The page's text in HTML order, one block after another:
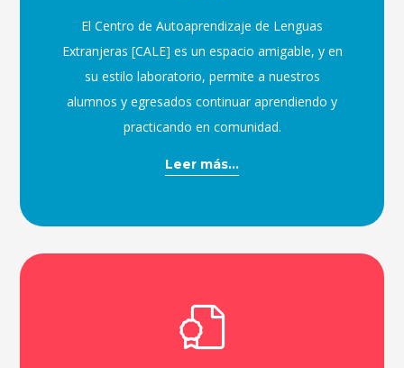
El Centro de Autoaprendizaje de Lenguas
Extranjeras [CALE] es un espacio amigable, y en
su estilo laboratorio, permite a nuestros
alumnos y egresados continuar aprendiendo y
practicando en comunidad.
Leer más...